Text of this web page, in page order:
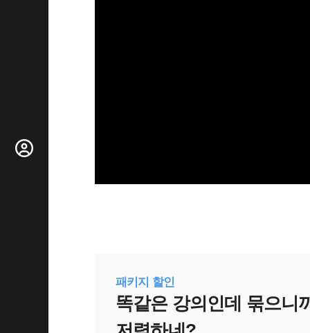
패키지 할인
똑같은 강의인데 묶으니